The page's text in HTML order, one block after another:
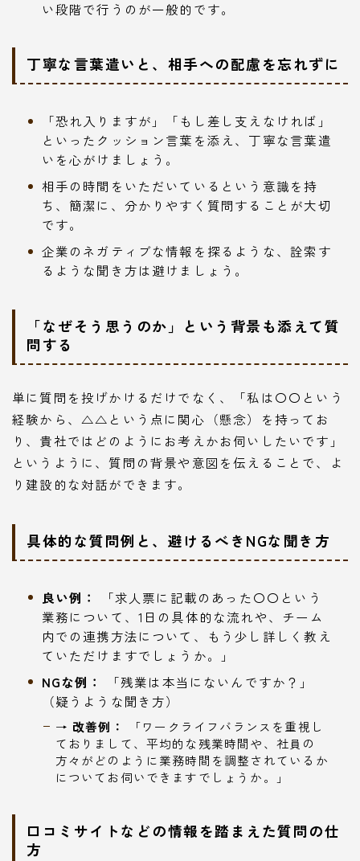
い段階で行うのが一般的です。
丁寧な言葉遣いと、相手への配慮を忘れずに
「恐れ入りますが」「もし差し支えなければ」
といったクッション言葉を添え、丁寧な言葉遣
いを心がけましょう。
相手の時間をいただいているという意識を持
ち、簡潔に、分かりやすく質問することが大切
です。
企業のネガティブな情報を探るような、詮索す
るような聞き方は避けましょう。
「なぜそう思うのか」という背景も添えて質
問する
単に質問を投げかけるだけでなく、「私は〇〇という
経験から、△△という点に関心（懸念）を持ってお
り、貴社ではどのようにお考えかお伺いしたいです」
というように、質問の背景や意図を伝えることで、よ
り建設的な対話ができます。
具体的な質問例と、避けるべきNGな聞き方
良い例：
「求人票に記載のあった〇〇という
業務について、1日の具体的な流れや、チーム
内での連携方法について、もう少し詳しく教え
ていただけますでしょうか。」
NGな例：
「残業は本当にないんですか？」
（疑うような聞き方）
→ 改善例：
「ワークライフバランスを重視し
ておりまして、平均的な残業時間や、社員の
方々がどのように業務時間を調整されているか
についてお伺いできますでしょうか。」
口コミサイトなどの情報を踏まえた質問の仕
方